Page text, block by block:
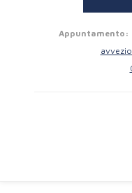
Appuntamento: